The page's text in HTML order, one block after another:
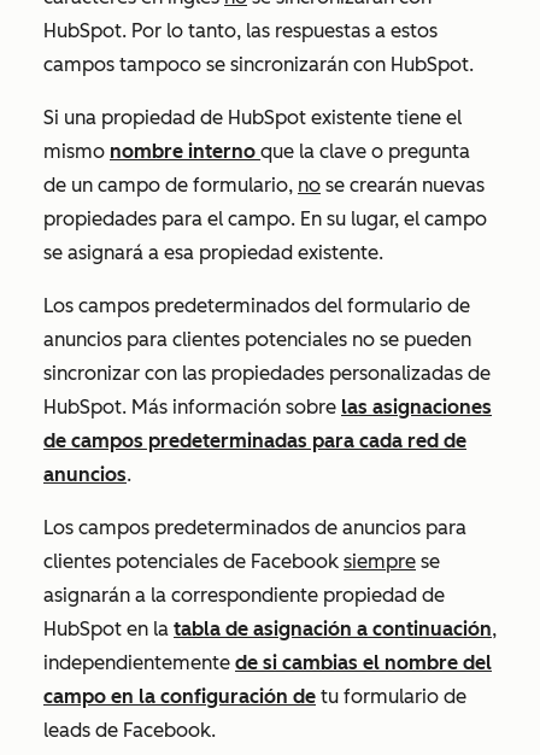
HubSpot. Por lo tanto, las respuestas a estos
campos tampoco se sincronizarán con HubSpot.
Si una propiedad de HubSpot existente tiene el
mismo nombre interno que la clave o pregunta
de un campo de formulario, no se crearán nuevas
propiedades para el campo. En su lugar, el campo
se asignará a esa propiedad existente.
Los campos predeterminados del formulario de
anuncios para clientes potenciales no se pueden
sincronizar con las propiedades personalizadas de
HubSpot. Más información sobre las asignaciones
de campos predeterminadas para cada red de
anuncios.
Los campos predeterminados de anuncios para
clientes potenciales de Facebook siempre se
asignarán a la correspondiente propiedad de
HubSpot en la tabla de asignación a continuación,
independientemente de si cambias el nombre del
campo en la configuración de tu formulario de
leads de Facebook.